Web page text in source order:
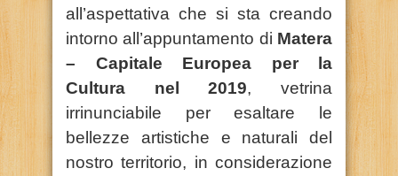
all’aspettativa che si sta creando
intorno all’appuntamento di Matera
– Capitale Europea per la
Cultura nel 2019, vetrina
irrinunciabile per esaltare le
bellezze artistiche e naturali del
nostro territorio, in considerazione